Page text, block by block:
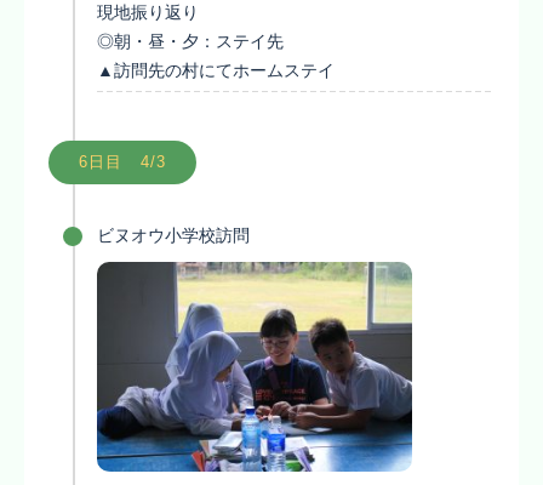
現地振り返り
◎朝・昼・夕：ステイ先
▲訪問先の村にてホームステイ
6日目 4/3
ビヌオウ小学校訪問